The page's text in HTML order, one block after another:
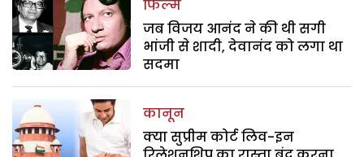
फिल्म
जब विजय आनंद ने की थी सगी
भांजी से शादी, देवानंद को लगा था
सदमा
कानून
क्या सुप्रीम कोर्ट लिव-इन